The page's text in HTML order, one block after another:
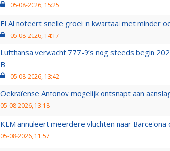
05-08-2026, 15:25
El Al noteert snelle groei in kwartaal met minder
05-08-2026, 14:17
Lufthansa verwacht 777-9’s nog steeds begin
B
05-08-2026, 13:42
Oekraïense Antonov mogelijk ontsnapt aan
05-08-2026, 13:18
KLM annuleert meerdere vluchten naar Barcelona
05-08-2026, 11:57